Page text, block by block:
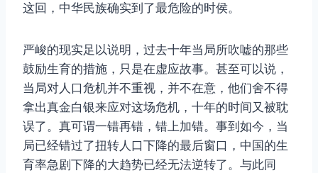
这回，中华民族确实到了最危险的时侯。
严峻的现实足以说明，过去十年当局所吹嘘的那些
鼓励生育的措施，只是在虚应故事。甚至可以说，
当局对人口危机并不重视，并不在意，他们舍不得
拿出真金白银来应对这场危机，十年的时间又被耽
误了。真可谓一错再错，错上加错。事到如今，当
局已经错过了扭转人口下降的最后窗口，中国的生
育率急剧下降的大趋势已经无法逆转了。与此同